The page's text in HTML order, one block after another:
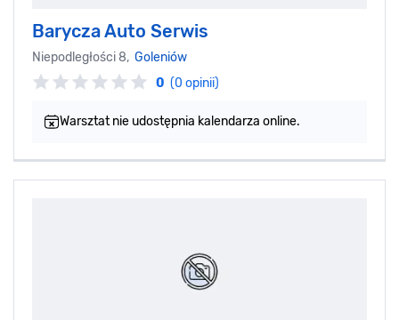
Barycza Auto Serwis
Niepodległości 8, Goleniów
0 (0 opinii)
Warsztat nie udostępnia kalendarza online.